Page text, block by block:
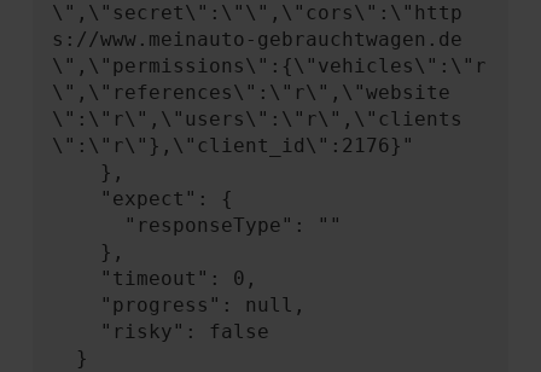
\",\"secret\":\"\",\"cors\":\"http
s://www.meinauto-gebrauchtwagen.de
\",\"permissions\":{\"vehicles\":\"r
\",\"references\":\"r\",\"website
\":\"r\",\"users\":\"r\",\"clients
\":\"r\"},\"client_id\":2176}"